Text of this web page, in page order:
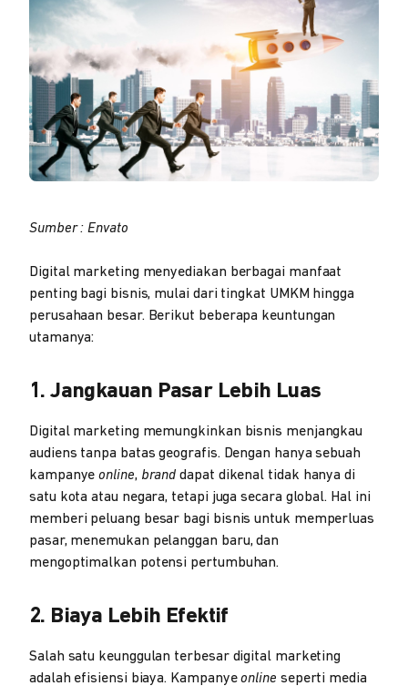
Sumber : Envato
Digital marketing menyediakan berbagai manfaat
penting bagi bisnis, mulai dari tingkat UMKM hingga
perusahaan besar. Berikut beberapa keuntungan
utamanya:
1. Jangkauan Pasar Lebih Luas
Digital marketing memungkinkan bisnis menjangkau
audiens tanpa batas geografis. Dengan hanya sebuah
kampanyeonline, brand dapat dikenal tidak hanya di
satu kota atau negara, tetapi juga secara global. Hal ini
memberi peluang besar bagi bisnis untuk memperluas
pasar, menemukan pelanggan baru, dan
mengoptimalkan potensi pertumbuhan.
2. Biaya Lebih Efektif
Salah satu keunggulan terbesar digital marketing
adalah efisiensi biaya. Kampanyeonline seperti media